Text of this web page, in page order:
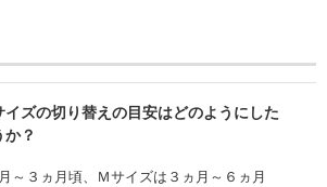
イズの切り替えの目安はどのようにした
か？
～３ヵ月頃、Ｍサイズは３ヵ月～６ヵ月